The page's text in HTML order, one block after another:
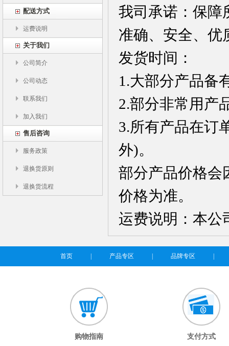
配送方式
运费说明
关于我们
公司简介
公司动态
联系我们
加入我们
售后咨询
服务政策
退换货原则
退换货流程
我司承诺：保障
准确、安全、优
发货时间：
1.大部分产品备
2.部分非常用产
3.所有产品在订
外)。
部分产品价格会
价格为准。
运费说明：本公
首页 产品专区 品牌专区
购物指南 支付方式